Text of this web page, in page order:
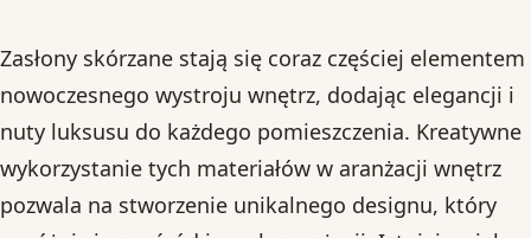
Zasłony skórzane stają się coraz częściej elementem
nowoczesnego wystroju wnętrz, dodając elegancji i
nuty luksusu do każdego pomieszczenia. Kreatywne
wykorzystanie tych materiałów w aranżacji wnętrz
pozwala na stworzenie unikalnego designu, który